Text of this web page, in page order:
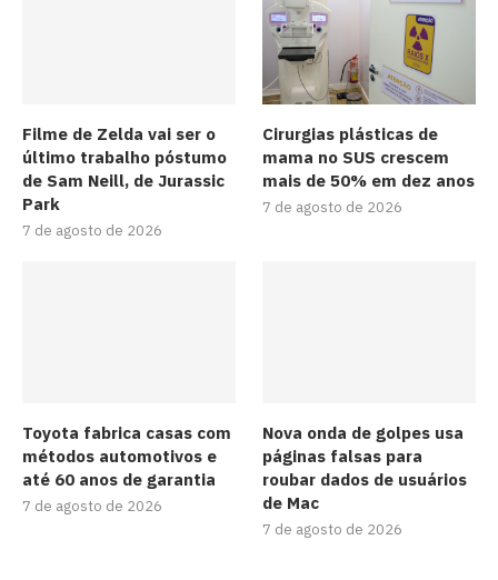
Filme de Zelda vai ser o
último trabalho póstumo
de Sam Neill, de Jurassic
Park
7 de agosto de 2026
Cirurgias plásticas de
mama no SUS crescem
mais de 50% em dez anos
7 de agosto de 2026
Toyota fabrica casas com
métodos automotivos e
até 60 anos de garantia
7 de agosto de 2026
Nova onda de golpes usa
páginas falsas para
roubar dados de usuários
de Mac
7 de agosto de 2026